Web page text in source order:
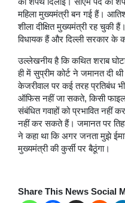
महिला मुख्यमंत्री बन गई हैं।
शीला दीक्षित मुख्यमंत्री रह चुकी
विधायक हैं और दिल्ली सरकार के
उल्लेखनीय है कि कथित शराब
ही में सुप्रीम कोर्ट ने जमानत दी
केजरीवाल पर कई तरह प्रतिबंध
ऑफिस नहीं जा सकते, किसी
संबंधित गवाहों को प्रभावित
नहीं कर सकते हैं। जमानत पर
ने कहा था कि अगर जनता मुझे
मुख्यमंत्री की कुर्सी पर बैठूंगा।
Share This News Social